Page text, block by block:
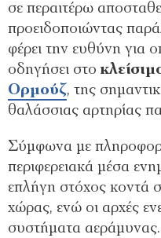
σε περαιτέρω
προειδοποιώντας
φέρει την ευθύνη για
οδηγήσει στο
Ορμούζ, της
θαλάσσιας αρτηρίας
Σύμφωνα με
περιφερειακά μέσα
επλήγη στόχος κοντά
χώρας, ενώ οι αρχές
συστήματα αεράμυνας.